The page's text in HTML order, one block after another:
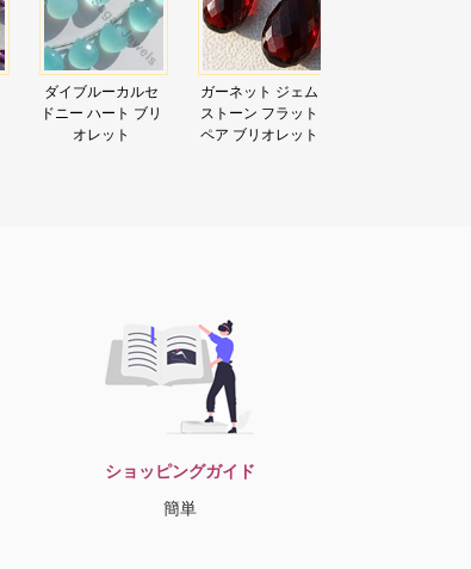
ダイブルーカルセ
ドニー ハート ブリ
オレット
ガーネット ジェム
ストーン フラット
ペア ブリオレット
ショッピングガイド
簡単